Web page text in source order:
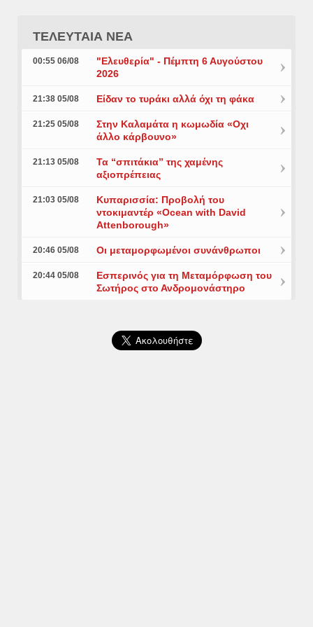
ΤΕΛΕΥΤΑΙΑ ΝΕΑ
00:55 06/08
"Ελευθερία" - Πέμπτη 6 Αυγούστου
2026
21:38 05/08 Είδαν το τυράκι αλλά όχι τη φάκα
21:25 05/08
Στην Καλαμάτα η κωμωδία «Οχι
άλλο κάρβουνο»
21:13 05/08
Τα “σπιτάκια” της χαμένης
αξιοπρέπειας
21:03 05/08
Κυπαρισσία: Προβολή του
ντοκιμαντέρ «Ocean with David
Attenborough»
20:46 05/08 Οι μεταμορφωμένοι συνάνθρωποι
20:44 05/08
Εσπερινός για τη Μεταμόρφωση του
Σωτήρος στο Ανδρομονάστηρο